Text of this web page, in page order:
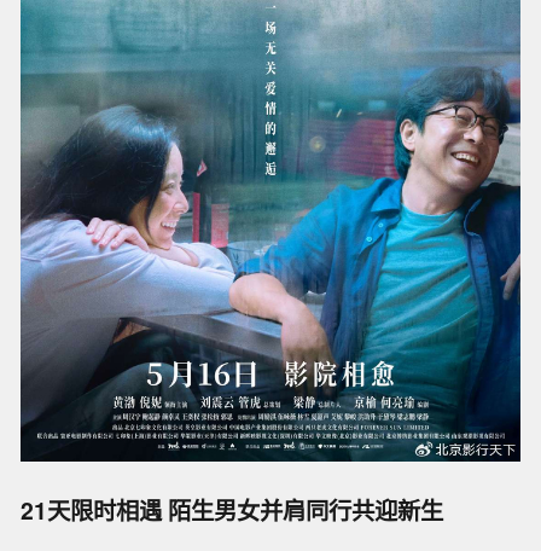
21天限时相遇 陌生男女并肩同行共迎新生